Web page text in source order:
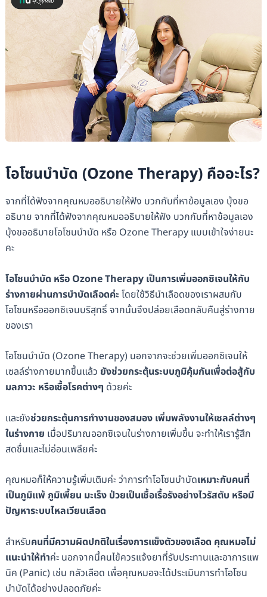
โอโซนบำบัด (Ozone Therapy) คืออะไร?
จากที่ได้ฟังจากคุณหมออธิบายให้ฟัง บวกกับที่หาข้อมูลเอง บุ้งขอ
อธิบาย จากที่ได้ฟังจากคุณหมออธิบายให้ฟัง บวกกับที่หาข้อมูลเอง
บุ้งขออธิบายโอโซนบำบัด หรือ Ozone Therapy แบบเข้าใจง่ายนะ
คะ
โอโซนบำบัด หรือ Ozone Therapy เป็นการเพิ่มออกซิเจนให้กับ
ร่างกายผ่านการบำบัดเลือดค่ะ โดยใช้วิธีนำเลือดของเราผสมกับ
โอโซนหรือออกซิเจนบริสุทธิ์ จากนั้นจึงปล่อยเลือดกลับคืนสู่ร่างกาย
ของเรา
โอโซนบำบัด (Ozone Therapy) นอกจากจะช่วยเพิ่มออกซิเจนให้
เซลล์ร่างกายมากขึ้นแล้ว ยังช่วยกระตุ้นระบบภูมิคุ้มกันเพื่อต่อสู้กับ
มลภาวะ หรือเชื้อโรคต่างๆ ด้วยค่ะ
และยังช่วยกระตุ้นการทำงานของสมอง เพิ่มพลังงานให้เซลล์ต่างๆ
ในร่างกาย เมื่อปริมาณออกซิเจนในร่างกายเพิ่มขึ้น จะทำให้เรารู้สึก
สดชื่นและไม่อ่อนเพลียค่ะ
คุณหมอก็ให้ความรู้เพิ่มเติมค่ะ ว่าการทำโอโซนบำบัดเหมาะกับคนที่
เป็นภูมิแพ้ ภูมิเพี้ยน มะเร็ง ป่วยเป็นเชื้อเรื้อรังอย่างไวรัสตับ หรือมี
ปัญหาระบบไหลเวียนเลือด
สำหรับคนที่มีความผิดปกติในเรื่องการแข็งตัวของเลือด คุณหมอไม่
แนะนำให้ทำค่ะ นอกจากนี้คนไข้ควรแจ้งยาที่รับประทานและอาการแพ
นิค (Panic) เช่น กลัวเลือด เพื่อคุณหมอจะได้ประเมินการทำโอโซน
บำบัดได้อย่างปลอดภัยค่ะ